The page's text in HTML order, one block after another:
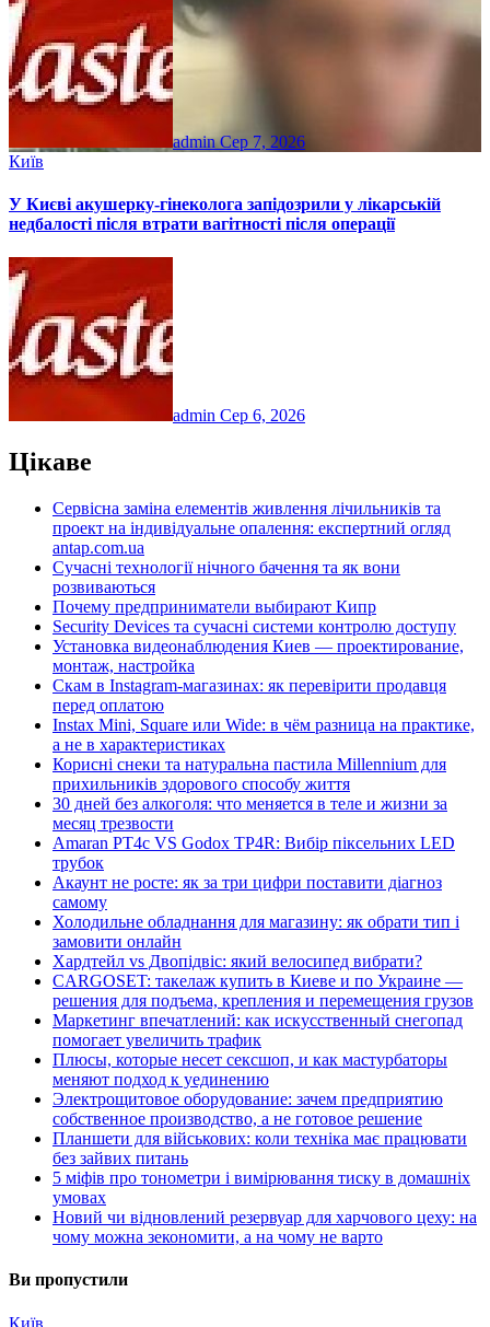
adminСер 7, 2026
Київ
У Києві акушерку-гінеколога запідозрили у лікарській
недбалості після втрати вагітності після операції
admin Сер 6, 2026
Цікаве
Сервісна заміна елементів живлення лічильників та
проект на індивідуальне опалення: експертний огляд
antap.com.ua
Сучасні технології нічного бачення та як вони
розвиваються
Почему предприниматели выбирают Кипр
Security Devices та сучасні системи контролю доступу
Установка видеонаблюдения Киев — проектирование,
монтаж, настройка
Скам в Instagram-магазинах: як перевірити продавця
перед оплатою
Instax Mini, Square или Wide: в чём разница на практике,
а не в характеристиках
Корисні снеки та натуральна пастила Millennium для
прихильників здорового способу життя
30 дней без алкоголя: что меняется в теле и жизни за
месяц трезвости
Amaran PT4c VS Godox TP4R: Вибір піксельних LED
трубок
Акаунт не росте: як за три цифри поставити діагноз
самому
Холодильне обладнання для магазину: як обрати тип і
замовити онлайн
Хардтейл vs Двопідвіс: який велосипед вибрати?
CARGOSET: такелаж купить в Киеве и по Украине —
решения для подъема, крепления и перемещения грузов
Маркетинг впечатлений: как искусственный снегопад
помогает увеличить трафик
Плюсы, которые несет сексшоп, и как мастурбаторы
меняют подход к уединению
Электрощитовое оборудование: зачем предприятию
собственное производство, а не готовое решение
Планшети для військових: коли техніка має працювати
без зайвих питань
5 міфів про тонометри і вимірювання тиску в домашніх
умовах
Новий чи відновлений резервуар для харчового цеху: на
чому можна зекономити, а на чому не варто
Ви пропустили
Київ